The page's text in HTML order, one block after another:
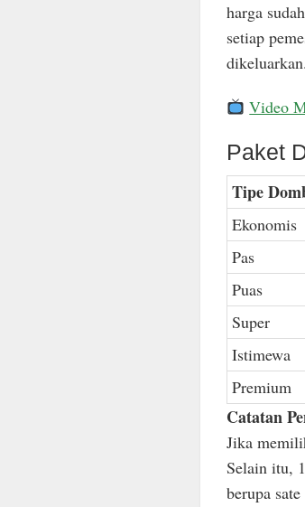
harga
setiap
dikeluarkan.
Video
Paket
Tipe
Ekonomis
Pas
Puas
Super
Istimewa
Premium
Catatan
Jika
Selain itu,
berupa